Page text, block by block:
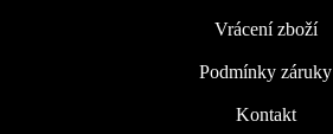
Vrácení zboží
Podmínky záruky
Kontakt